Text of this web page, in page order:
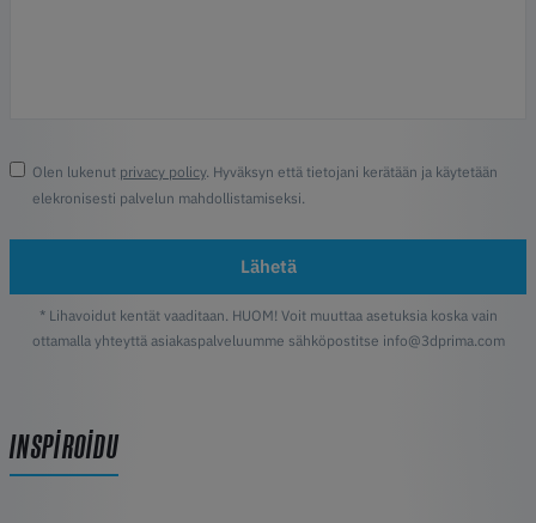
Olen lukenut privacy policy. Hyväksyn että tietojani kerätään ja käytetään
elekronisesti palvelun mahdollistamiseksi.
Lähetä
* Lihavoidut kentät vaaditaan. HUOM! Voit muuttaa asetuksia koska vain
ottamalla yhteyttä asiakaspalveluumme sähköpostitse info@3dprima.com
INSPIROIDU